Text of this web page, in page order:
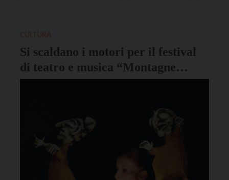
Si scaldano i motori per il festival
di teatro e musica “Montagne
racconta”